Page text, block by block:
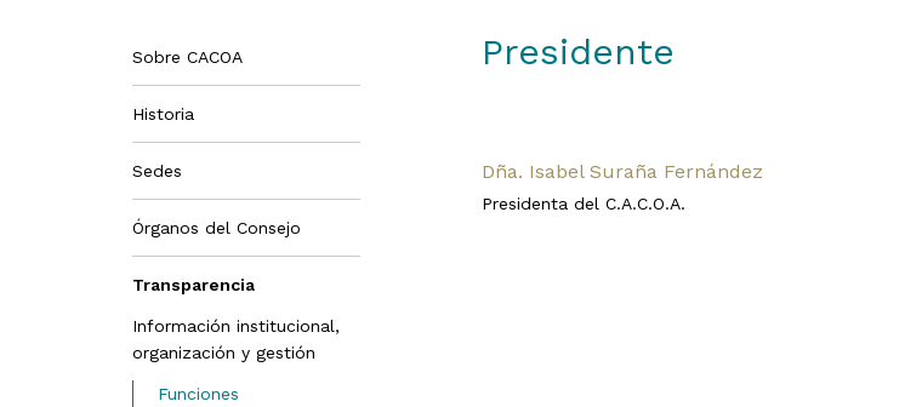
Sobre CACOA
Historia
Sedes
Órganos del Consejo
Presidente/a
Secretario/a
Transparencia
Información institucional,
organización y gestión
Funciones
Presidente
Dña. Isabel Suraña Fernández
Presidenta del C.A.C.O.A.